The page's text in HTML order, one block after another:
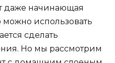
даже начинающая
можно использовать
сделать
Но мы рассмотрим